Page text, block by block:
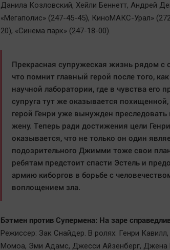
Данила Козловский, Хейли Беннетт, Андрей
«Мегаполис» (247-45-45), КиноМАКС-Урал»
20), «Синема парк» (247-18-00).
Прекрасная супружеская жизнь рядом с
что помнит главный герой после того,
научной лаборатории, где в чувства его
супруга тут же оказывается
герой Генри уже вынужден
жену. Теперь ради достижения цели
оказывается, что не только он один
подозрительного Джимми тоже свои
ребятам предстоит спасти Эстель и
армию киборгов в борьбе с
воплощением зла.
Бэтмен против Супермена: На заре
Режиссер: Зак Снайдер. В ролях: Генри
Момоа, Эми Адамс, Джесси Айзенберг, Джена